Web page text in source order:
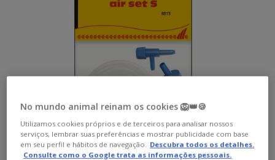
No mundo animal reinam os cookies 🦁👑🍪
Utilizamos cookies próprios e de terceiros para analisar nossos
serviços, lembrar suas preferências e mostrar publicidade com base
em seu perfil e hábitos de navegação. Descubra todos os detalhes.
Consulte como o Google trata as informações pessoais.